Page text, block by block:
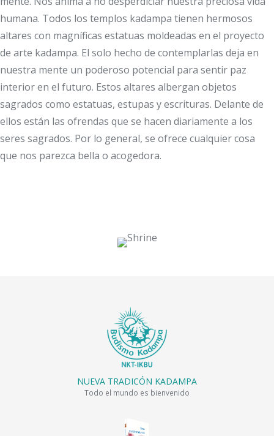
humana. Todos los templos kadampa tienen hermosos
altares con magníficas estatuas moldeadas en el proyecto
de arte kadampa. El solo hecho de contemplarlas deja en
nuestra mente un poderoso potencial para sentir paz
interior en el futuro. Estos altares albergan objetos
sagrados como estatuas, estupas y escrituras. Delante de
ellos están las ofrendas que se hacen diariamente a los
seres sagrados. Por lo general, se ofrece cualquier cosa
que nos parezca bella o acogedora.
NUEVA TRADICÓN KADAMPA
Todo el mundo es bienvenido